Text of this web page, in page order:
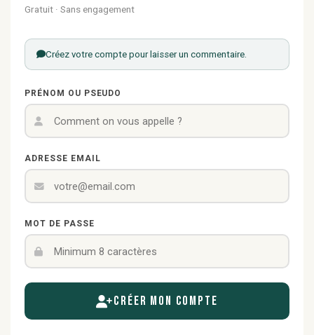
Gratuit · Sans engagement
Créez votre compte pour laisser un commentaire.
PRÉNOM OU PSEUDO
ADRESSE EMAIL
MOT DE PASSE
Créer mon compte